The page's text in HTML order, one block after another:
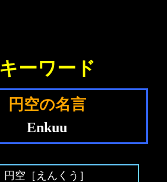
キーワード
円空の名言
Enkuu
円空［えんくう］